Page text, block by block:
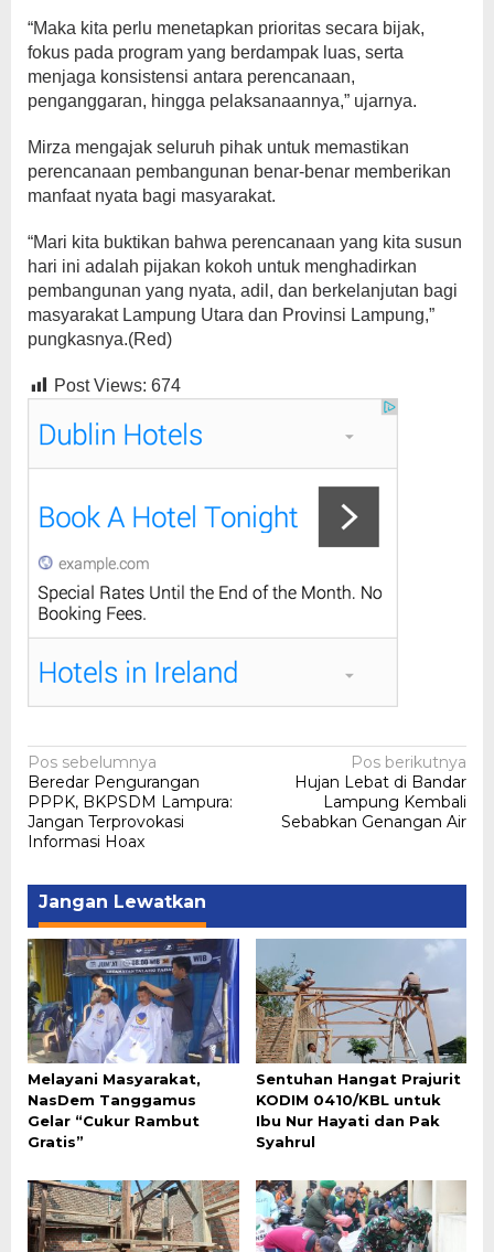
“Maka kita perlu menetapkan prioritas secara bijak,
fokus pada program yang berdampak luas, serta
menjaga konsistensi antara perencanaan,
penganggaran, hingga pelaksanaannya,” ujarnya.
Mirza mengajak seluruh pihak untuk memastikan
perencanaan pembangunan benar-benar memberikan
manfaat nyata bagi masyarakat.
“Mari kita buktikan bahwa perencanaan yang kita susun
hari ini adalah pijakan kokoh untuk menghadirkan
pembangunan yang nyata, adil, dan berkelanjutan bagi
masyarakat Lampung Utara dan Provinsi Lampung,”
pungkasnya.(Red)
Post Views: 674
Navigasi
pos
Pos sebelumnya
Beredar Pengurangan
PPPK, BKPSDM Lampura:
Jangan Terprovokasi
Informasi Hoax
Pos berikutnya
Hujan Lebat di Bandar
Lampung Kembali
Sebabkan Genangan Air
Jangan Lewatkan
Melayani Masyarakat,
NasDem Tanggamus
Gelar “Cukur Rambut
Gratis”
Sentuhan Hangat Prajurit
KODIM 0410/KBL untuk
Ibu Nur Hayati dan Pak
Syahrul